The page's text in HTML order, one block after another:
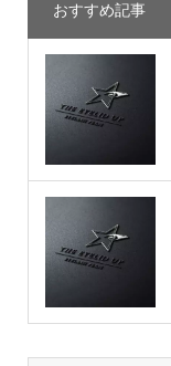
おすすめ記事